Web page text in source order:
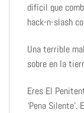
difícil que
hack-n-slash
Una terrible
sobre en la
Eres El
‘Pena